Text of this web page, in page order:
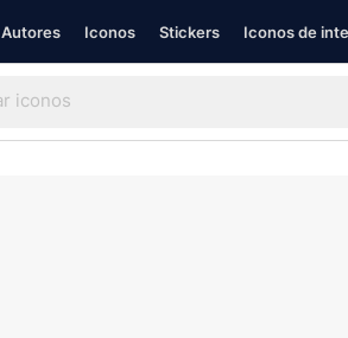
Autores Iconos Stickers Iconos de